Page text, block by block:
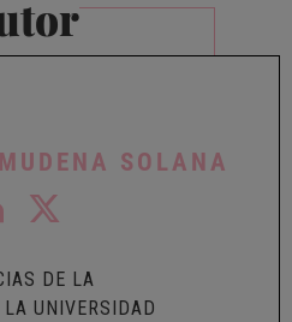
SOLANA
DE LA
LA UNIVERSIDAD